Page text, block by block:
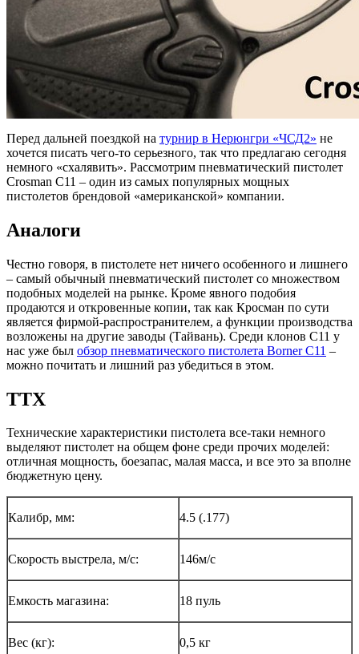
Перед дальней поездкой на турнир в Нерюнгри «ЧСД2» не
хочется писать чего-то серьезного, так что предлагаю сегодня
немного «схалявить». Рассмотрим пневматический пистолет
Crosman C11 – один из самых популярных мощных
пистолетов брендовой «американской» компании.
Аналоги
Честно говоря, в пистолете нет ничего особенного и лишнего
– самый обычный пневматический пистолет со множеством
подобных моделей на рынке. Кроме явного подобия
продаются и откровенные копии, так как Кросман по сути
является фирмой-распространителем, а функции производства
возложены на другие заводы (Тайвань). Среди клонов C11 у
нас уже был обзор пневматического пистолета Borner C11 –
можно почитать и лишний раз убедиться в этом.
ТТХ
Технические характеристики пистолета все-таки немного
выделяют пистолет на общем фоне среди прочих моделей:
отличная мощность, боезапас, малая масса, и все это за вполне
бюджетную цену.
Калибр, мм: 4.5 (.177)
Скорость выстрела, м/с: 146м/с
Емкость магазина: 18 пуль
Вес (кг): 0,5 кг